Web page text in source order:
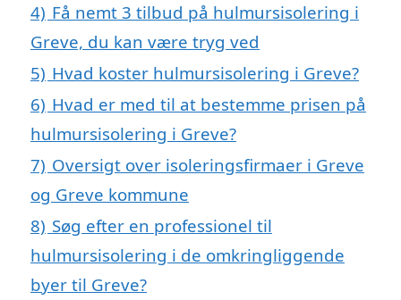
4) Få nemt 3 tilbud på hulmursisolering i
Greve, du kan være tryg ved
5) Hvad koster hulmursisolering i Greve?
6) Hvad er med til at bestemme prisen på
hulmursisolering i Greve?
7) Oversigt over isoleringsfirmaer i Greve
og Greve kommune
8) Søg efter en professionel til
hulmursisolering i de omkringliggende
byer til Greve?